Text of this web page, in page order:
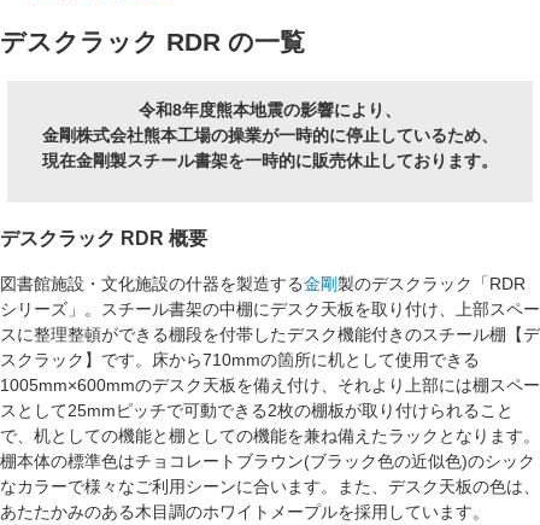
デスクラック RDR の一覧
令和8年度熊本地震の影響により、
金剛株式会社熊本工場の操業が一時的に停止しているため、
現在金剛製スチール書架を一時的に販売休止しております。
デスクラック RDR 概要
図書館施設・文化施設の什器を製造する金剛製のデスクラック「RDR
シリーズ」。スチール書架の中棚にデスク天板を取り付け、上部スペー
スに整理整頓ができる棚段を付帯したデスク機能付きのスチール棚【デ
スクラック 】です。床から710mmの箇所に机として使用できる
1005mm×600mmのデスク天板を備え付け、それより上部には棚スペー
スとして25mmピッチで可動できる2枚の棚板が取り付けられること
で、 机としての機能と棚としての機能を兼ね備えたラックとなります。
棚本体の標準色はチョコレートブラウン(ブラック色の近似色)のシック
なカラーで様々なご利用シーンに合います。また、デスク天板の色は、
あたたかみのある木目調のホワイトメープルを採用しています。